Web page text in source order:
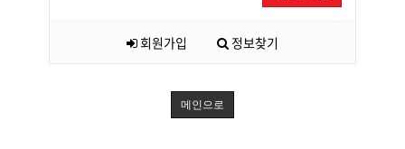
회원가입 정보찾기
메인으로